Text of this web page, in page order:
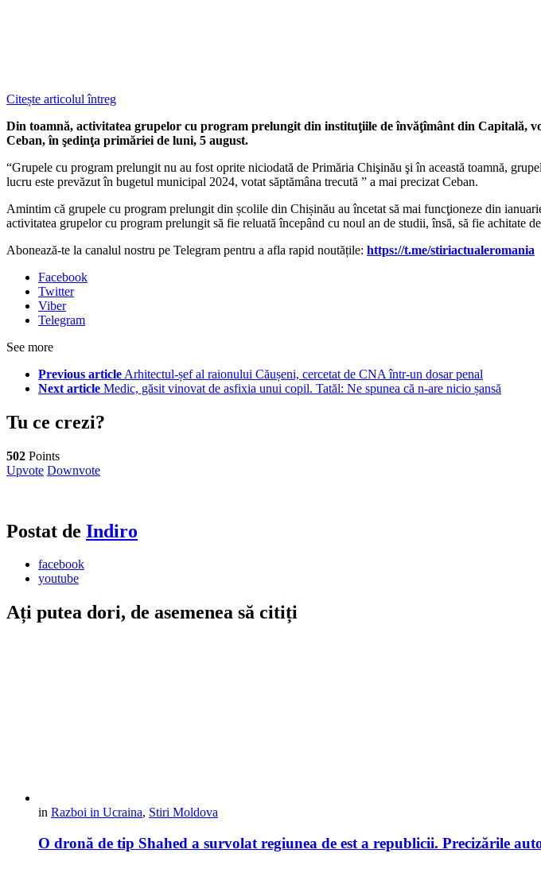
Citește articolul întreg
Din toamnă, activitatea grupelor cu program prelungit din instituţiile de învăţîmânt din Capitală,
Ceban, în şedinţa primăriei de luni, 5 august.
“Grupele cu program prelungit nu au fost oprite niciodată de Primăria Chişinău şi în această toamnă,
lucru este prevăzut în bugetul municipal 2024, votat săptămâna trecută ” a mai precizat Ceban.
Amintim că grupele cu program prelungit din școlile din Chișinău au încetat să mai funcţioneze din
activitatea grupelor cu program prelungit să fie reluată începând cu noul an de studii, însă, să fie achitate
Abonează-te la canalul nostru pe Telegram pentru a afla rapid noutățile: https://t.me/stiriactualeromania
Facebook
Twitter
Viber
Telegram
See more
Previous article Arhitectul-șef al raionului Căușeni, cercetat de CNA într-un dosar penal
Next article Medic, găsit vinovat de asfixia unui copil. Tatăl: Ne spunea că n-are nicio șansă
Tu ce crezi?
502 Points
Upvote Downvote
Postat de Indiro
facebook
youtube
Ați putea dori, de asemenea să citiți
in Razboi in Ucraina, Stiri Moldova
O dronă de tip Shahed a survolat regiunea de est a republicii. Precizările